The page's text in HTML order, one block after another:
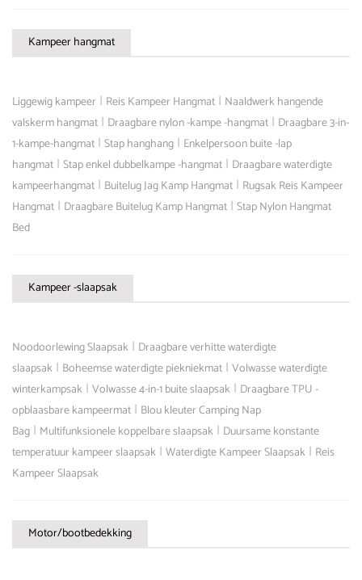
Kampeer hangmat
Liggewig kampeer | Reis Kampeer Hangmat | Naaldwerk hangende
valskerm hangmat | Draagbare nylon -kampe -hangmat | Draagbare 3-in-
1-kampe-hangmat | Stap hanghang | Enkelpersoon buite -lap
hangmat | Stap enkel dubbelkampe -hangmat | Draagbare waterdigte
kampeerhangmat | Buitelug Jag Kamp Hangmat | Rugsak Reis Kampeer
Hangmat | Draagbare Buitelug Kamp Hangmat | Stap Nylon Hangmat
Bed
Kampeer -slaapsak
Noodoorlewing Slaapsak | Draagbare verhitte waterdigte
slaapsak | Boheemse waterdigte piekniekmat | Volwasse waterdigte
winterkampsak | Volwasse 4-in-1 buite slaapsak | Draagbare TPU -
opblaasbare kampeermat | Blou kleuter Camping Nap
Bag | Multifunksionele koppelbare slaapsak | Duursame konstante
temperatuur kampeer slaapsak | Waterdigte Kampeer Slaapsak | Reis
Kampeer Slaapsak
Motor/bootbedekking